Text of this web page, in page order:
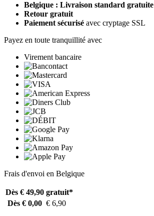
Belgique : Livraison standard gratuite
Retour gratuit
Paiement sécurisé avec cryptage SSL
Payez en toute tranquillité avec
Virement bancaire
Frais d'envoi en Belgique
Dès € 49,90 gratuit*
Dès € 0,00 € 6,90